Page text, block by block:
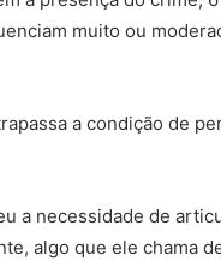
muito ou
a condição de
a necessidade de
algo que ele chama